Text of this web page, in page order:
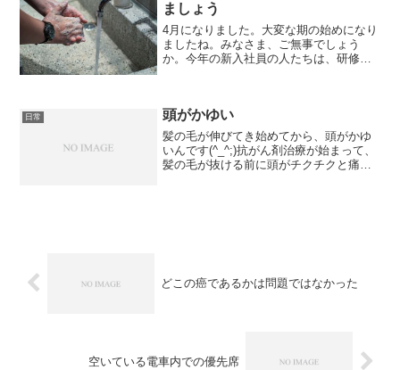
ましょう
4月になりました。大変な期の始めになり
ましたね。みなさま、ご無事でしょう
か。今年の新入社員の人たちは、研修は
ないですね。私は、今日から...
日常 頭がかゆい
髪の毛が伸びてき始めてから、頭がかゆ
いんです(^_^;)抗がん剤治療が始まって、
髪の毛が抜ける前に頭がチクチクと痛痒
どこの癌であるかは問題ではなかった
空いている電車内での優先席